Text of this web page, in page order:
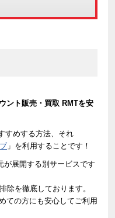
ント販売・買取 RMTを安
すめする方法、それ
」を利用することです！
が展開する別サービスです
除を徹底しております。
ての方にも安心してご利用